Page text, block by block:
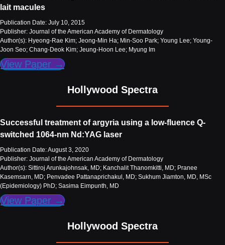
lait macules
Publication Date: July 10, 2015
Publisher: Journal of the American Academy of Dermatology
Author(s): Hyeong-Rae Kim; Jeong-Min Ha; Min-Soo Park; Young Lee; Young-
Joon Seo; Chang-Deok Kim; Jeung-Hoon Lee; Myung Im
View Paper →
Hollywood Spectra
Successful treatment of argyria using a low‐fluence Q‐
switched 1064‐nm Nd:YAG laser
Publication Date: August 3, 2020
Publisher: Journal of the American Academy of Dermatology
Author(s): Sittiroj Arunkajohnsak, MD; Kanchalit Thanomkitti, MD; Pranee
Kasemsarn, MD; Penvadee Pattanaprichakul, MD; Sukhum Jiamton, MD, MSc
(Epidemiology) PhD; Sasima Eimpunth, MD
View Paper →
Hollywood Spectra